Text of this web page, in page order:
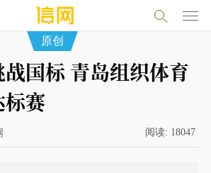
原创
国标 青岛组织体育
赛
阅读: 18047